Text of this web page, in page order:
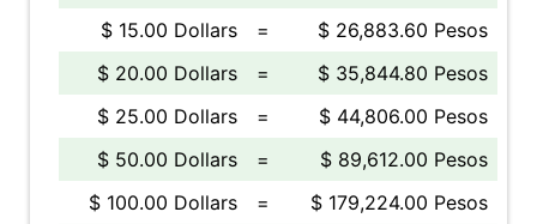
$ 15.00 Dollars
=
$ 26,883.60 Pesos
$ 20.00 Dollars
=
$ 35,844.80 Pesos
$ 25.00 Dollars
=
$ 44,806.00 Pesos
$ 50.00 Dollars
=
$ 89,612.00 Pesos
$ 100.00 Dollars
=
$ 179,224.00 Pesos